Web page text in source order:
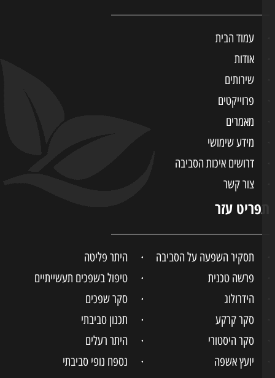
עמוד הבית
אודות
שירותים
פרוייקטים
מאמרים
מידע שימושי
דרושים איכות הסביבה
צור קשר
עזר
תסקיר השפעה על הסביבה
היתר פליטה
פרשה טכנית
טיפול בשפכים תעשייתיים
הידרולוג
סקר שפכים
סקר קרקע
תכנון סביבתי
סקר היסטורי
היתר רעלים
יועץ אשפה
נספח נופי סביבתי